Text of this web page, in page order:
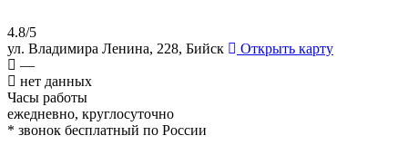
4.8/5
ул. Владимира Ленина, 228, Бийск
Открыть карту
—
нет данных
Часы работы
ежедневно, круглосуточно
* звонок бесплатный по России